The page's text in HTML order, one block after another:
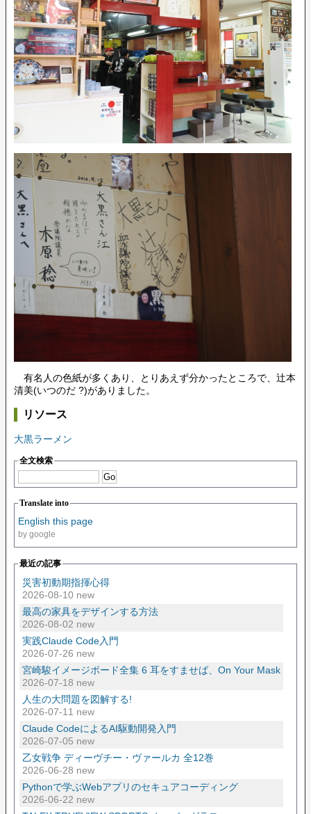
有名人の色紙が多くあり、とりあえず分かったところで、辻本
清美(いつのだ ?)がありました。
リソース
大黒ラーメン
全文検索
Translate into
English this page
by google
最近の記事
災害初動期指揮心得
2026-08-10 new
最高の家具をデザインする方法
2026-08-02 new
実践Claude Code入門
2026-07-26 new
宮崎駿イメージボード全集 6 耳をすませば、On Your Mask
2026-07-18 new
人生の大問題を図解する!
2026-07-11 new
Claude CodeによるAI駆動開発入門
2026-07-05 new
乙女戦争 ディーヴチー・ヴァールカ 全12巻
2026-06-28 new
Pythonで学ぶWebアプリのセキュアコーディング
2026-06-22 new